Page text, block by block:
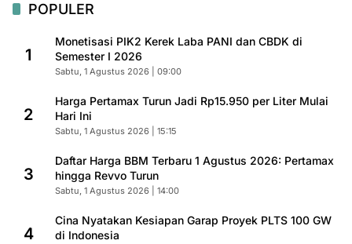
POPULER
1
Monetisasi PIK2 Kerek Laba PANI dan CBDK di
Semester I 2026
Sabtu, 1 Agustus 2026 | 09:00
2
Harga Pertamax Turun Jadi Rp15.950 per Liter Mulai
Hari Ini
Sabtu, 1 Agustus 2026 | 15:15
3
Daftar Harga BBM Terbaru 1 Agustus 2026: Pertamax
hingga Revvo Turun
Sabtu, 1 Agustus 2026 | 14:00
4
Cina Nyatakan Kesiapan Garap Proyek PLTS 100 GW
di Indonesia